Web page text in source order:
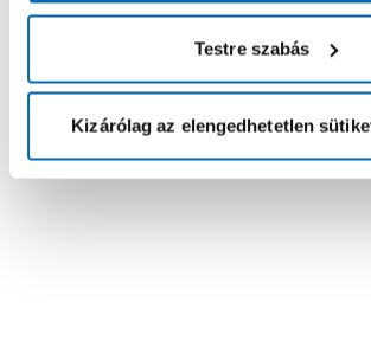
Testre szabás
Kizárólag az elengedhetetlen